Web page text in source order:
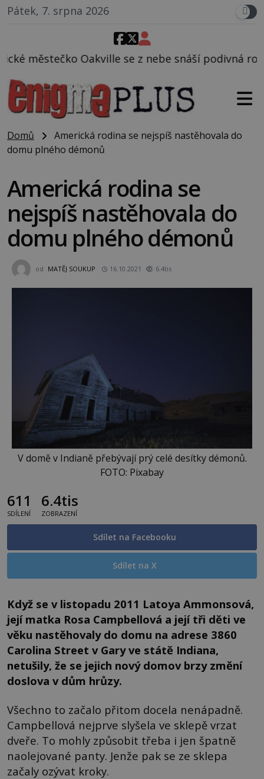
Pátek, 7. srpna 2026
se z nebe snáší podivná rosolovitá látka
Domů
Americká rodina se nejspíš nastěhovala do
domu plného démonů
Americká rodina se
nejspíš nastěhovala do
domu plného démonů
od MATĚJ SOUKUP 16.10.2021 6.4tis
V domě v Indianě přebývají prý celé desítky démonů.
FOTO: Pixabay
611
SDÍLENÍ
6.4tis
ZOBRAZENÍ
Sdílet na Facebooku
Sdílet na X
Když se v listopadu 2011 Latoya Ammonsová,
její matka Rosa Campbellová a její tři děti ve
věku nastěhovaly do domu na adrese 3860
Carolina Street v Gary ve státě Indiana,
netušily, že se jejich nový domov brzy změní
doslova v dům hrůzy.
Všechno to začalo přitom docela nenápadně.
Campbellová nejprve slyšela ve sklepě vrzat
dveře. To mohly způsobit třeba i jen špatně
naolejované panty. Jenže pak se ze sklepa
začaly ozývat kroky.